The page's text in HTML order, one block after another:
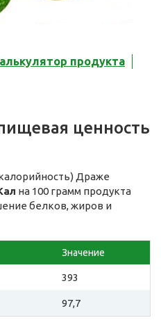
продукта
ценность
Драже
на 100 грамм продукта
белков, жиров и
Значение
393
97,7